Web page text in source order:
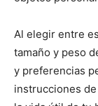
Al elegir entre
tamaño y peso
y preferencias
instrucciones